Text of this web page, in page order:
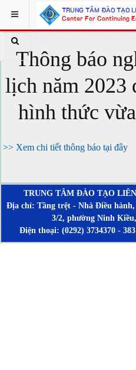
Thông báo
lịch năm 2023
hình thức
>> Xem chi tiết thông báo tại đây
TRUNG TÂM ĐÀO TẠO
Địa chỉ: Tầng trệt - Nhà Điều
3/2, phường Ninh
Điện thoại: (0292) 3734370 -